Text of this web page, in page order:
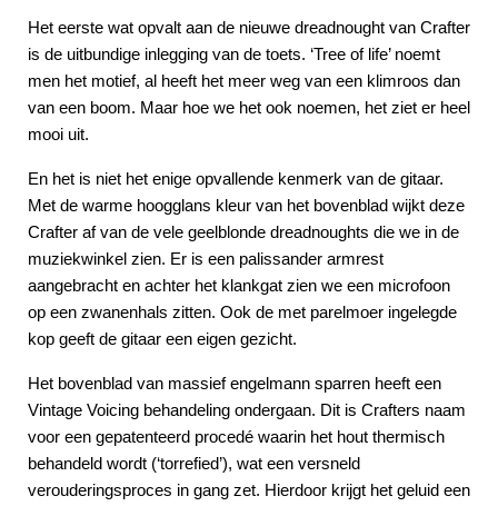
Het eerste wat opvalt aan de nieuwe dreadnought van Crafter
is de uitbundige inlegging van de toets. ‘Tree of life’ noemt
men het motief, al heeft het meer weg van een klimroos dan
van een boom. Maar hoe we het ook noemen, het ziet er heel
mooi uit.
En het is niet het enige opvallende kenmerk van de gitaar.
Met de warme hoogglans kleur van het bovenblad wijkt deze
Crafter af van de vele geelblonde dreadnoughts die we in de
muziekwinkel zien. Er is een palissander armrest
aangebracht en achter het klankgat zien we een microfoon
op een zwanenhals zitten. Ook de met parelmoer ingelegde
kop geeft de gitaar een eigen gezicht.
Het bovenblad van massief engelmann sparren heeft een
Vintage Voicing behandeling ondergaan. Dit is Crafters naam
voor een gepatenteerd procedé waarin het hout thermisch
behandeld wordt (‘torrefied’), wat een versneld
verouderingsproces in gang zet. Hierdoor krijgt het geluid een